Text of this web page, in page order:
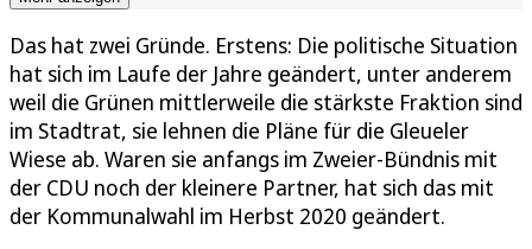
Das hat zwei Gründe. Erstens: Die politische Situation
hat sich im Laufe der Jahre geändert, unter anderem
weil die Grünen mittlerweile die stärkste Fraktion sind
im Stadtrat, sie lehnen die Pläne für die Gleueler
Wiese ab. Waren sie anfangs im Zweier-Bündnis mit
der CDU noch der kleinere Partner, hat sich das mit
der Kommunalwahl im Herbst 2020 geändert.